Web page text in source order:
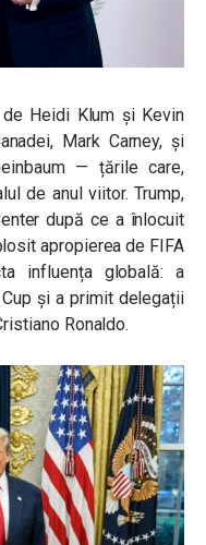
Heidi Klum și Kevin
Mark Carney, și
— țările care,
de anul viitor. Trump,
după ce a înlocuit
apropierea de FIFA
influența globală: a
și a primit delegații
Ronaldo.